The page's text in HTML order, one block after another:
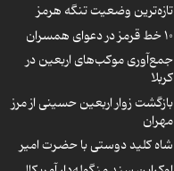
تازه‌ترین وضعیت تنگه هرمز
۱۰ خط قرمز در دعوای همسران
جمع‌آوری موکب‌های اربعین در
کربلا
بازگشت زوار اربعین حسینی از مرز
مهران
شاه کلید دوستی با حضرت امیر